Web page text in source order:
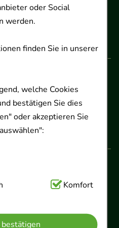
oder Social
werden.
finden Sie in unserer
welche Cookies
bestätigen Sie dies
oder akzeptieren Sie
handelt es sich um
unserer
Navigation,
Komfort